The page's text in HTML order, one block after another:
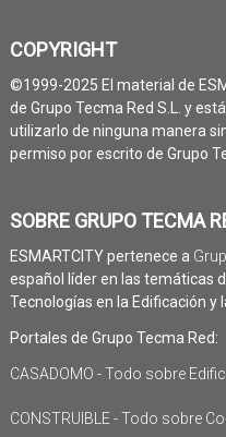
COPYRIGHT
©1999-2025 El material de
de Grupo Tecma Red S.L. y
utilizarlo de ninguna manera
permiso por escrito de Grupo
SOBRE GRUPO TECMA
ESMARTCITY pertenece a
español líder en las temáticas
Tecnologías en la Edificación y
Portales de Grupo Tecma Red:
CASADOMO - Todo sobre
CONSTRUIBLE - Todo sobre